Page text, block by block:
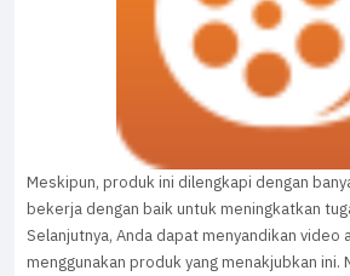
Meskipun, produk ini dilengkapi dengan
bekerja dengan baik untuk meningkatkan
Selanjutnya, Anda dapat menyandikan video
menggunakan produk yang menakjubkan ini.